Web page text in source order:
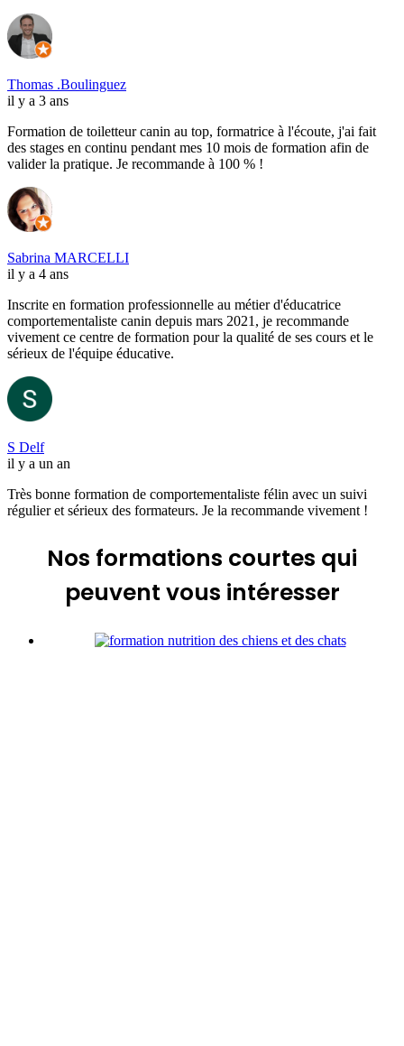
Thomas .Boulinguez
il y a 3 ans
Formation de toiletteur canin au top, formatrice à l'écoute, j'ai fait
des stages en continu pendant mes 10 mois de formation afin de
valider la pratique. Je recommande à 100 % !
Sabrina MARCELLI
il y a 4 ans
Inscrite en formation professionnelle au métier d'éducatrice
comportementaliste canin depuis mars 2021, je recommande
vivement ce centre de formation pour la qualité de ses cours et le
sérieux de l'équipe éducative.
S Delf
il y a un an
Très bonne formation de comportementaliste félin avec un suivi
régulier et sérieux des formateurs. Je la recommande vivement !
Nos formations courtes qui
peuvent vous intéresser